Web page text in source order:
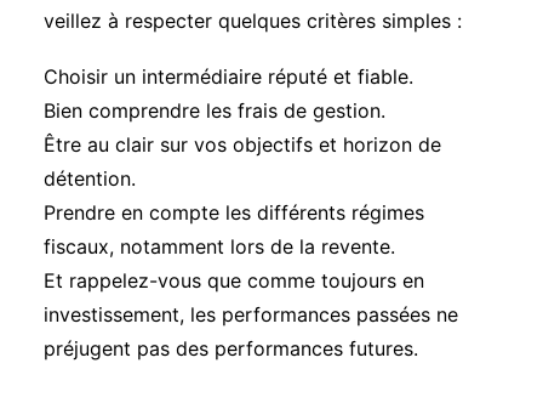
veillez à respecter quelques critères simples :
Choisir un intermédiaire réputé et fiable.
Bien comprendre les frais de gestion.
Être au clair sur vos objectifs et horizon de
détention.
Prendre en compte les différents régimes
fiscaux, notamment lors de la revente.
Et rappelez-vous que comme toujours en
investissement, les performances passées ne
préjugent pas des performances futures.